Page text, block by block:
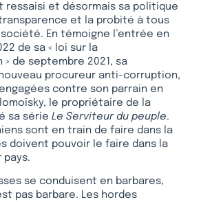
ressaisi et désormais sa politique
et la probité à tous
société. En témoigne l’entrée en
de sa « loi sur la
de septembre 2021, sa
procureur anti-corruption,
contre son parrain en
le propriétaire de la
sa série Le Serviteur du peuple.
sont en train de faire dans la
doivent pouvoir le faire dans la
pays.
se conduisent en barbares,
pas barbare. Les hordes